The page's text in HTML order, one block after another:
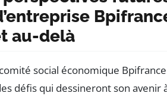
au-delà
social économique
défis qui dessineront son avenir